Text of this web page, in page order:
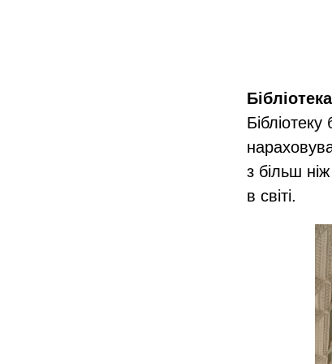
з більш
в світі.